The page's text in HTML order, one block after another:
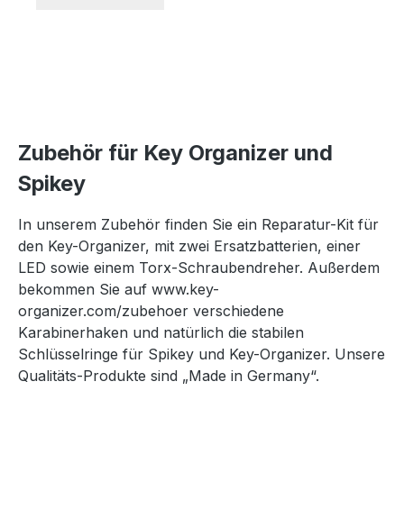
Zubehör für Key Organizer und
Spikey
In unserem Zubehör finden Sie ein Reparatur-Kit für
den Key-Organizer, mit zwei Ersatzbatterien, einer
LED sowie einem Torx-Schraubendreher. Außerdem
bekommen Sie auf www.key-
organizer.com/zubehoer verschiedene
Karabinerhaken und natürlich die stabilen
Schlüsselringe für Spikey und Key-Organizer. Unsere
Qualitäts-Produkte sind „Made in Germany“.